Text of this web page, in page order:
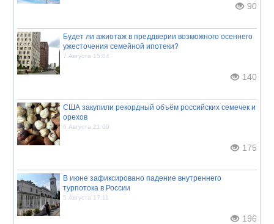
90
Будет ли ажиотаж в преддверии возможного осеннего
ужесточения семейной ипотеки?
7 Августа 15:04
140
США закупили рекордный объём российских семечек и
орехов
6 Августа 21:09
175
В июне зафиксировано падение внутреннего
турпотока в России
5 Августа 17:11
196